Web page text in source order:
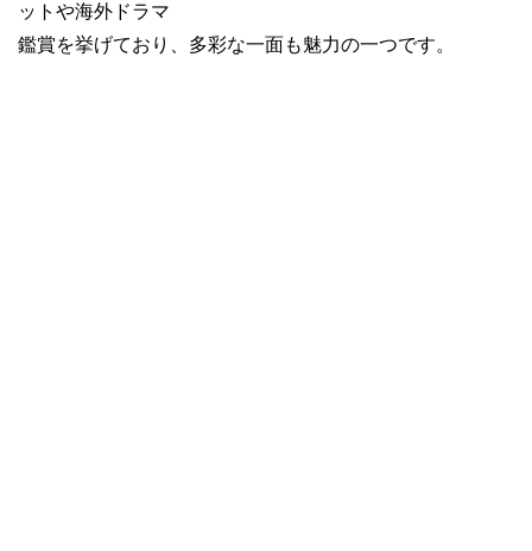
ットや海外ドラマ
鑑賞を挙げており、多彩な一面も魅力の一つです。